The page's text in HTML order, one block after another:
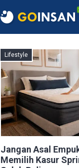
Lifestyle
Jangan Asal
Memilih Kasur